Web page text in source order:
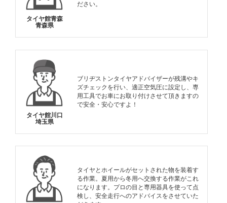
タイヤ館青森
青森県
ださい。
タイヤ館川口
埼玉県
ブリヂストンタイヤアドバイザーが残溝やキ
ズチェックを行い、適正空気圧に設定し、専
用工具でお車にお取り付けさせて頂きますの
で安全・安心ですよ！
タイヤとホイールがセットされた物を装着す
る作業。夏用から冬用へ交換する作業がこれ
になります。プロの目と専用器具を使って点
検し、安全走行へのアドバイスをさせていた